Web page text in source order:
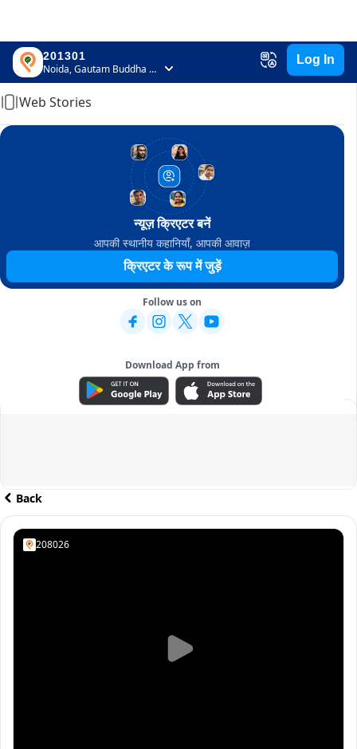
201301
Noida, Gautam Buddha Nagar, Uttar Pradesh
Log In
Home
Web Stories
न्यूज़ क्रिएटर बनें
आपकी स्थानीय कहानियाँ, आपकी आवाज़
क्रिएटर के रूप में जुड़ें
Follow us on
Download App from
ADVERTISEMENT
Back
208026